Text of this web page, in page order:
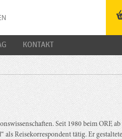
KONTAKT
Seit 1980 beim ORF, ab
Reisekorrespondent tätig. Er